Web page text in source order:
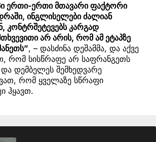
ერთი-ერთი მთავარი ფაქტორი
ინგლისელები ძალიან
კონტრშეტევებს კარგად
არ არის, რომ ამ ეტაპზე
, – დასძინა დეშამმა, და აქვე
რომ სისწრაფე არ საფრანგეთს
და დემბელეს შემხედვარე
რომ ყველაზე სწრაფი
ჰყავთ.